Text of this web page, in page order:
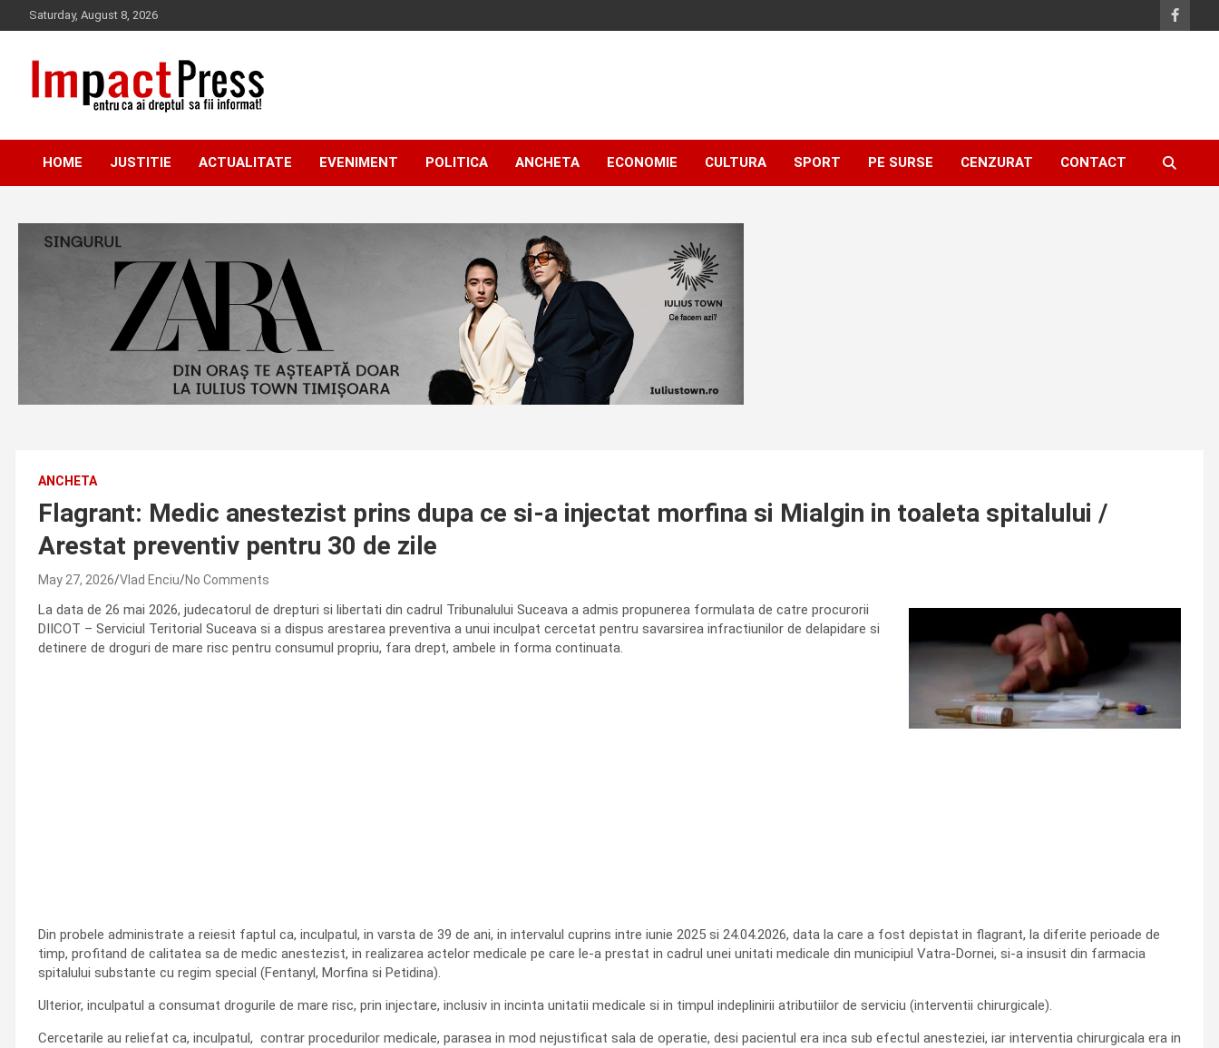
to
Saturday, August 8, 2026
IMPACTPRESS
HOME JUSTITIE ACTUALITATE EVENIMENT POLITICA ANCHETA ECONOMIE CULTURA SPORT PE SURSE CENZURAT CONTACT
ANCHETA
Flagrant: Medic anestezist prins dupa ce si-a injectat morfina si Mialgin in toaleta spitalului /
Arestat preventiv pentru 30 de zile
May 27, 2026 Vlad Enciu No Comments
La data de 26 mai 2026, judecatorul de drepturi si libertati din cadrul Tribunalului Suceava a admis propunerea formulata de catre procurorii
DIICOT – Serviciul Teritorial Suceava si a dispus arestarea preventiva a unui inculpat cercetat pentru savarsirea infractiunilor de delapidare si
detinere de droguri de mare risc pentru consumul propriu, fara drept, ambele in forma continuata.
Din probele administrate a reiesit faptul ca, inculpatul, in varsta de 39 de ani, in intervalul cuprins intre iunie 2025 si 24.04.2026, data la care a fost depistat in flagrant, la diferite perioade de
timp, profitand de calitatea sa de medic anestezist, in realizarea actelor medicale pe care le-a prestat in cadrul unei unitati medicale din municipiul Vatra-Dornei, si-a insusit din farmacia
spitalului substante cu regim special (Fentanyl, Morfina si Petidina).
Ulterior, inculpatul a consumat drogurile de mare risc, prin injectare, inclusiv in incinta unitatii medicale si in timpul indeplinirii atributiilor de serviciu (interventii chirurgicale).
Cercetarile au reliefat ca, inculpatul, contrar procedurilor medicale, parasea in mod nejustificat sala de operatie, desi pacientul era inca sub efectul anesteziei, iar interventia chirurgicala era in